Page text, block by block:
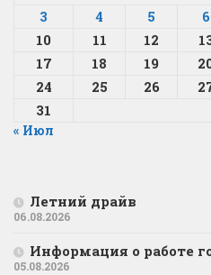
3
4 5 6
10
11 12
17
18 19
24
25 26
31
« Июл
Летний драйв
06.08.2026
Информация о работе
05.08.2026